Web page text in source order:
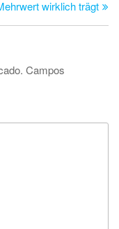
wirklich trägt
Campos